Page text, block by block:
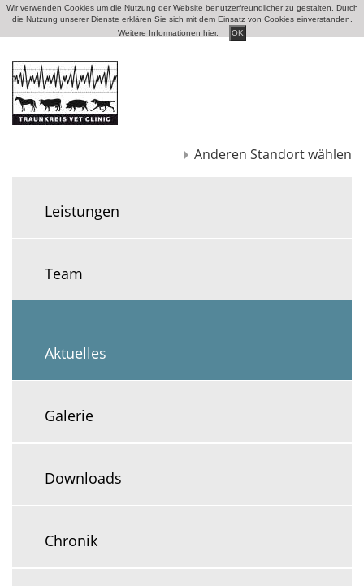
Anderen Standort wählen
Leistungen
Team
Aktuelles
Galerie
Downloads
Chronik
Wir verwenden Cookies um die Nutzung der Website benutzerfreundlicher zu gestalten. Durch
die Nutzung unserer Dienste erklären Sie sich mit dem Einsatz von Cookies einverstanden.
Weitere Informationen hier. OK